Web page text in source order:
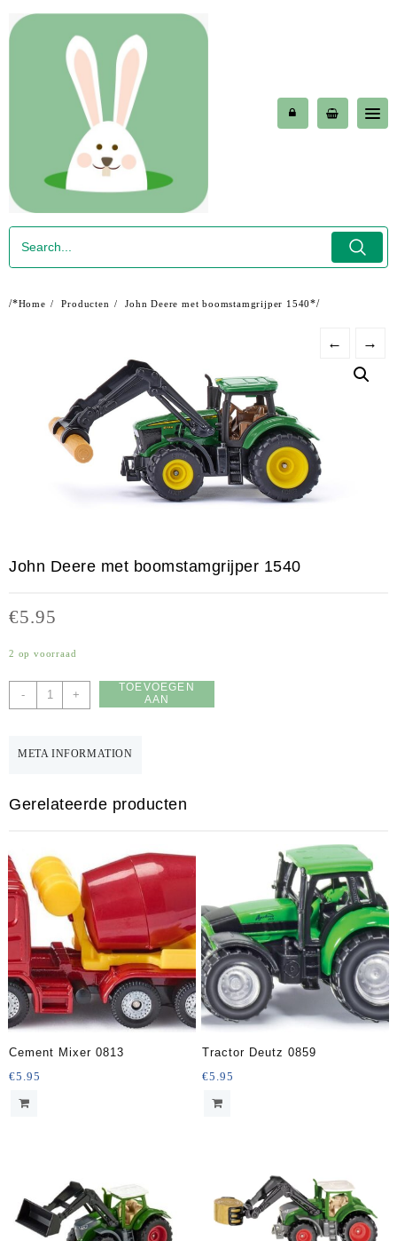
/*Home Producten John Deere met boomstamgrijper 1540*/
← →
John Deere met boomstamgrijper 1540
€5.95
2 op voorraad
-
John
Deere
+
TOEVOEGEN
AAN
META INFORMATION
Gerelateerde producten
Cement Mixer 0813
€5.95
Tractor Deutz 0859
€5.95